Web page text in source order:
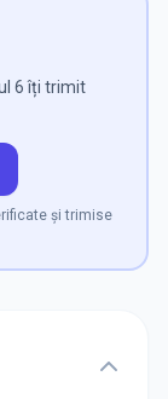
6 îți trimit
și trimise